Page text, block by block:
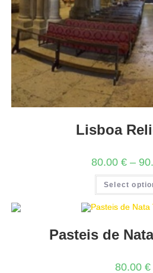
Lisboa
80.00 € –
Select
Pasteis de
80.00 €